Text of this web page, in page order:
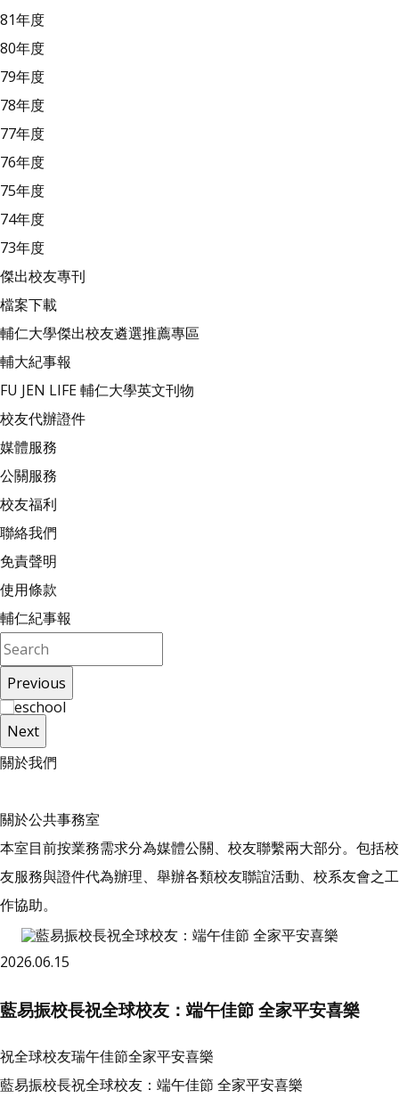
81年度
80年度
79年度
78年度
77年度
76年度
75年度
74年度
73年度
傑出校友專刊
檔案下載
輔仁大學傑出校友遴選推薦專區
輔大紀事報
FU JEN LIFE 輔仁大學英文刊物
校友代辦證件
媒體服務
公關服務
校友福利
聯絡我們
免責聲明
使用條款
輔仁紀事報
Previous
Next
關於我們
關於公共事務室
本室目前按業務需求分為媒體公關、校友聯繫兩大部分。包括校
友服務與證件代為辦理、舉辦各類校友聯誼活動、校系友會之工
作協助。
2026.06.15
藍易振校長祝全球校友：端午佳節 全家平安喜樂
祝全球校友瑞午佳節全家平安喜樂
藍易振校長祝全球校友：端午佳節 全家平安喜樂